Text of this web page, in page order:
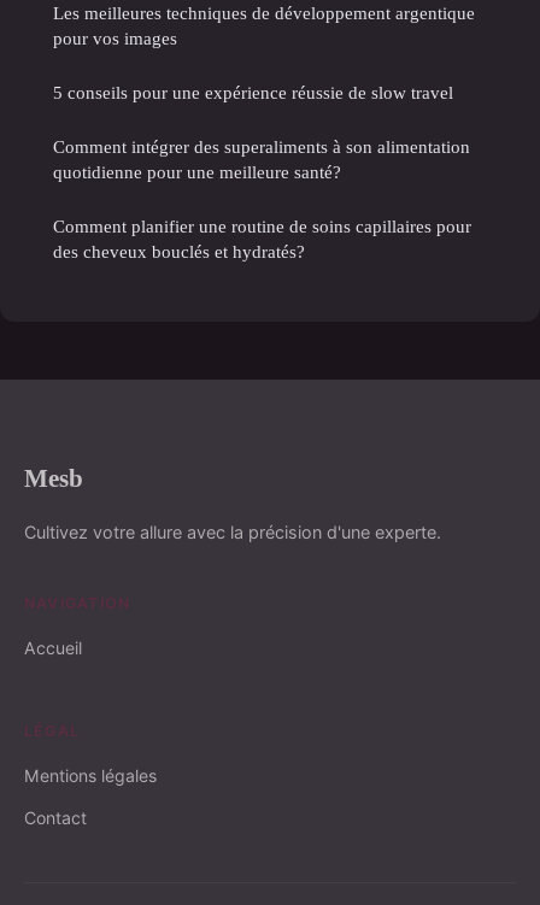
Les meilleures techniques de développement argentique
pour vos images
5 conseils pour une expérience réussie de slow travel
Comment intégrer des superaliments à son alimentation
quotidienne pour une meilleure santé?
Comment planifier une routine de soins capillaires pour
des cheveux bouclés et hydratés?
Mesb
Cultivez votre allure avec la précision d'une experte.
NAVIGATION
Accueil
LÉGAL
Mentions légales
Contact